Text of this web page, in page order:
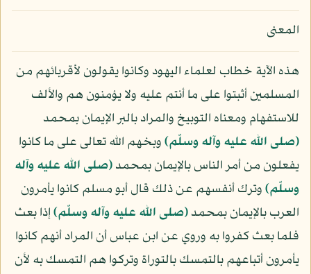
المعنى
هذه الآية خطاب لعلماء اليهود وكانوا يقولون لأقربائهم من
المسلمين أثبتوا على ما أنتم عليه ولا يؤمنون هم والألف
للاستفهام ومعناه التوبيخ والمراد بالبر الإيمان بمحمد
(صلى الله عليه وآله وسلّم)وبخهم الله تعالى على ما كانوا
يفعلون من أمر الناس بالإيمان بمحمد(صلى الله عليه وآله
وسلّم)وترك أنفسهم عن ذلك قال أبو مسلم كانوا يأمرون
العرب بالإيمان بمحمد(صلى الله عليه وآله وسلّم)إذا بعث
فلما بعث كفروا به وروي عن ابن عباس أن المراد أنهم كانوا
يأمرون أتباعهم بالتمسك بالتوراة وتركوا هم التمسك به لأن